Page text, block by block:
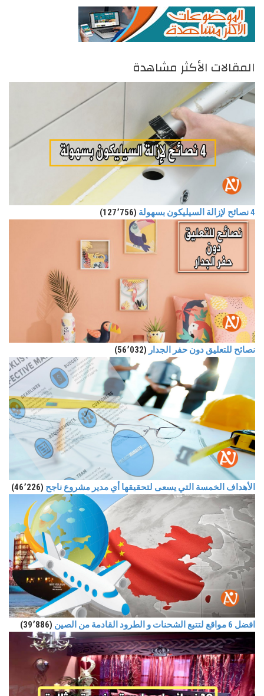
المقالات الأكثر مشاهدة
4 نصائح لإزالة السيليكون بسهولة (127٬756)
نصائح للتعليق دون حفر الجدار (56٬032)
الأهداف الخمسة التي يسعى لتحقيقها أي مدير مشروع ناجح (46٬226)
افضل 6 مواقع لتتبع الشحنات و الطرود القادمة من الصين (39٬886)